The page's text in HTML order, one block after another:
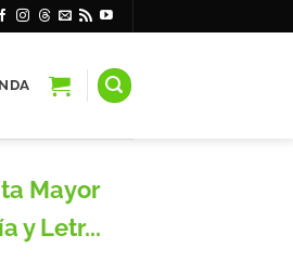
Mayor
y Letr...